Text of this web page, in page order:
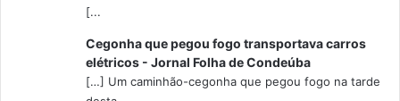
[...
Cegonha que pegou fogo transportava carros
elétricos - Jornal Folha de Condeúba
[…] Um caminhão-cegonha que pegou fogo na tarde